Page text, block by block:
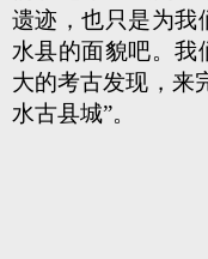
遗迹，也只是为我
水县的面貌吧。我
大的考古发现，来
水古县城”。